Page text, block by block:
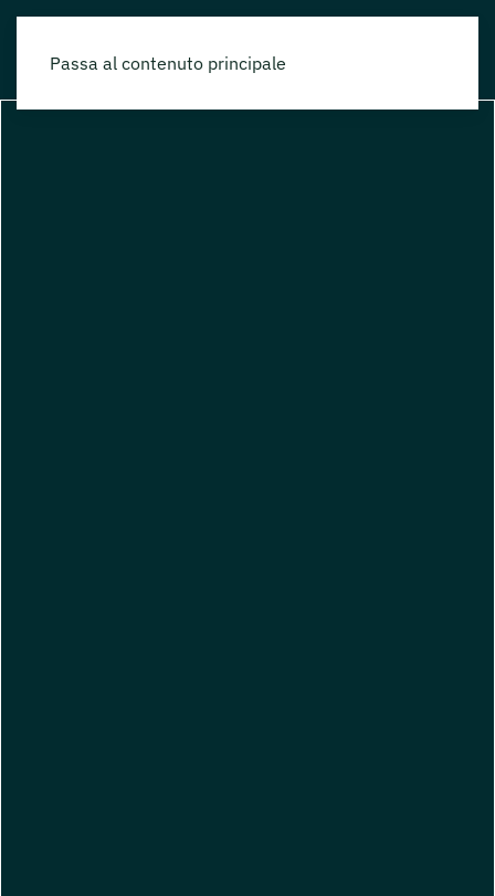
Passa al contenuto principale